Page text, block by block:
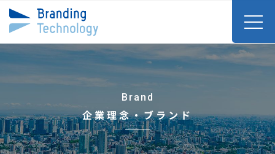
Brand
企業理念・ブランド